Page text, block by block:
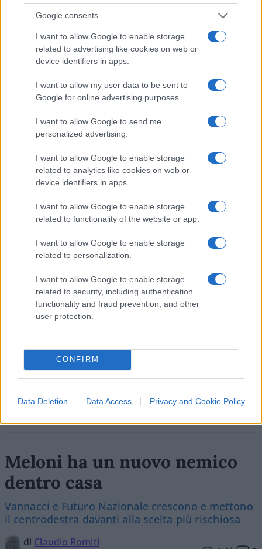
Google consents
I want to allow Google to enable storage
related to advertising like cookies on web or
device identifiers in apps.
I want to allow my user data to be sent to
Google for online advertising purposes.
I want to allow Google to send me
personalized advertising.
I want to allow Google to enable storage
related to analytics like cookies on web or
device identifiers in apps.
I want to allow Google to enable storage
related to functionality of the website or app.
I want to allow Google to enable storage
related to personalization.
I want to allow Google to enable storage
related to security, including authentication
functionality and fraud prevention, and other
user protection.
CONFIRM
Data Deletion Data Access Privacy and Cookie Policy
Ecco perché conta davvero poco, oggi, discutere
se sia giusto o meno garantire l’aborto alle donne.
Non entreremo nel merito: il dibattito è serrato da
decenni e tocca questioni decisamente spinose. Il
sentenziato ieri dalla Corte Suprema
americana. Qui si lascia solo agli Stati, cioè agli
elettori, ovvero al popolo, il potere di decidere
come regolamentare la convivenza civile
all’interno dei propri confini. Nessuna “libertà
negata”, anzi. L’esatto contrario.
#ABORTO #GRAVIDANZA #USA
81
SEDUTE SATIRICHE
Vignetta del 07/08/2026
Meloni ha un nuovo nemico
dentro casa
Vannacci e Futuro Nazionale crescono e mettono
il centrodestra davanti alla scelta più rischiosa
di Claudio Romiti